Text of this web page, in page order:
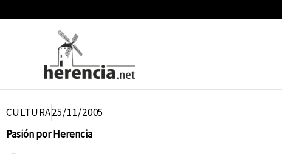
CULTURA25/11/2005
Pasión por Herencia